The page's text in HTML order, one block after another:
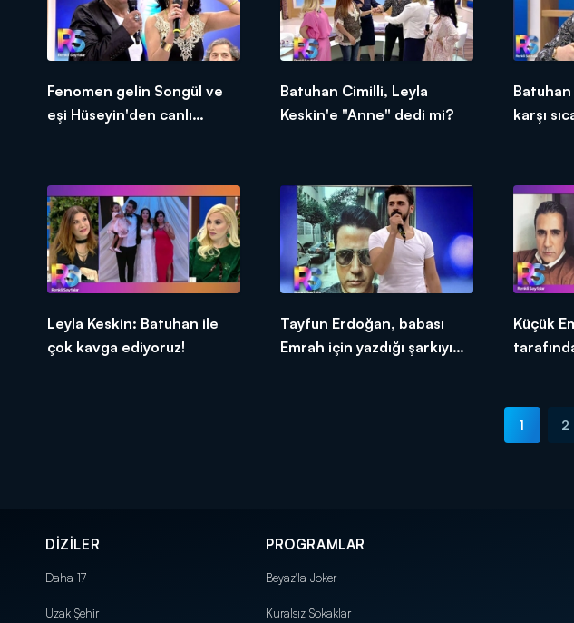
Fenomen gelin Songül ve
eşi Hüseyin'den canlı
Batuhan Cimilli, Leyla
Keskin'e "Anne" dedi mi?
Batuhan
karşı
Leyla Keskin: Batuhan ile
çok kavga ediyoruz!
Tayfun Erdoğan, babası
Emrah için yazdığı şarkıyı
Küçük
1 2
DİZİLER
Daha 17
Uzak Şehir
PROGRAMLAR
Beyaz'la Joker
Kuralsız Sokaklar